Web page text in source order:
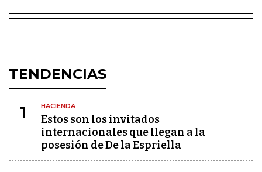
TENDENCIAS
1 HACIENDA
Estos son los invitados
internacionales que llegan a la
posesión de De la Espriella